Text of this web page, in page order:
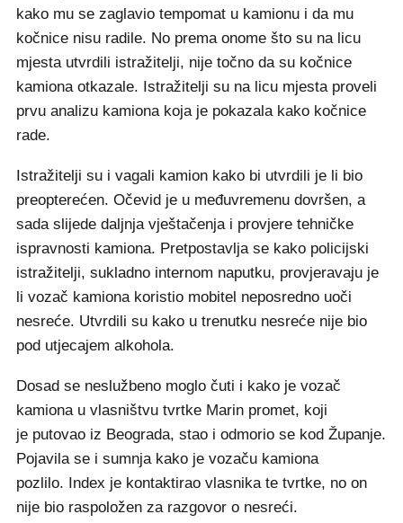
kako mu se zaglavio tempomat u kamionu i da mu
kočnice nisu radile. No prema onome što su na licu
mjesta utvrdili istražitelji, nije točno da su kočnice
kamiona otkazale. Istražitelji su na licu mjesta proveli
prvu analizu kamiona koja je pokazala kako kočnice
rade.
Istražitelji su i vagali kamion kako bi utvrdili je li bio
preopterećen. Očevid je u međuvremenu dovršen, a
sada slijede daljnja vještačenja i provjere tehničke
ispravnosti kamiona. Pretpostavlja se kako policijski
istražitelji, sukladno internom naputku, provjeravaju je
li vozač kamiona koristio mobitel neposredno uoči
nesreće. Utvrdili su kako u trenutku nesreće nije bio
pod utjecajem alkohola.
Dosad se neslužbeno moglo čuti i kako je vozač
kamiona u vlasništvu tvrtke Marin promet, koji
je putovao iz Beograda, stao i odmorio se kod Županje.
Pojavila se i sumnja kako je vozaču kamiona
pozlilo. Index je kontaktirao vlasnika te tvrtke, no on
nije bio raspoložen za razgovor o nesreći.